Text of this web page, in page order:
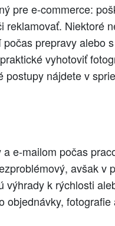
pre e‑commerce:
reklamovať. Niektoré
prepravy alebo
vyhotoviť
postupy nájdete v
e‑mailom počas
avšak v
výhrady k rýchlosti
objednávky,